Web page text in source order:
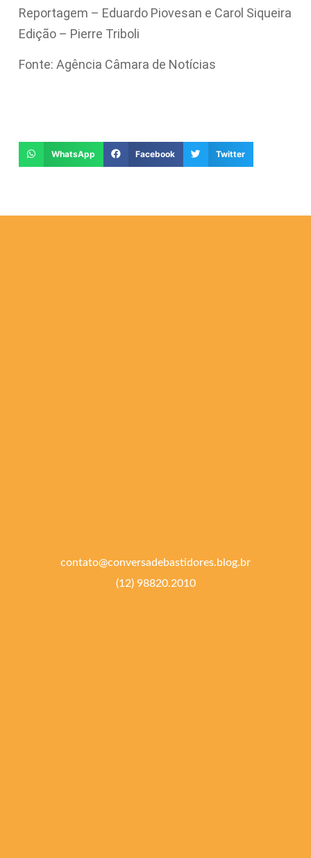
Reportagem – Eduardo Piovesan e Carol Siqueira
Edição – Pierre Triboli
Fonte: Agência Câmara de Notícias
WhatsApp Facebook Twitter
contato@conversadebastidores.blog.br
(12) 98820.2010